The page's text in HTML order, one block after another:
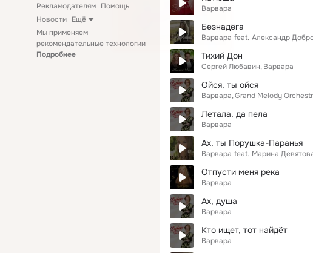
Рекламодателям Помощь
Новости Ещё
Мы применяем
рекомендательные технологии
Подробнее
Варвара
Безнадёга
Варвара feat. Александр
Тихий Дон
Сергей Любавин Варвара
Ойся, ты ойся
Варвара Grand Melody
Летала, да пела
Варвара
Ах, ты Порушка-Паранья
Варвара feat. Марина
Отпусти меня река
Варвара
Ах, душа
Варвара
Кто ищет, тот найдёт
Варвара